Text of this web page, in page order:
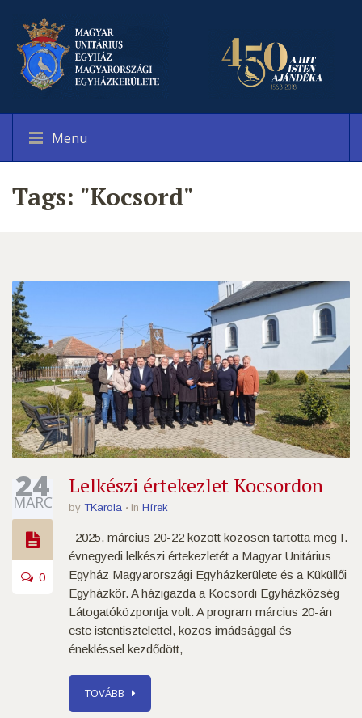
Menu
Tags: "Kocsord"
24
MÁRC
0
Lelkészi értekezlet Kocsordon
by TKarola in Hírek
2025. március 20-22 között közösen tartotta meg I.
évnegyedi lelkészi értekezletét a Magyar Unitárius
Egyház Magyarországi Egyházkerülete és a Küküllői
Egyházkör. A házigazda a Kocsordi Egyházközség
Látogatóközpontja volt. A program március 20-án
este istentisztelettel, közös imádsággal és
énekléssel kezdődött,
TOVÁBB